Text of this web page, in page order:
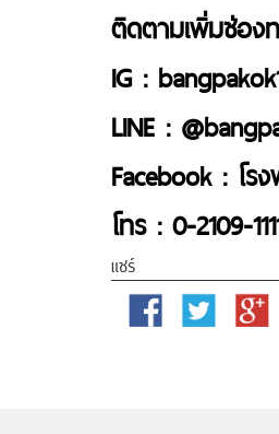
ติดตามเพิ่มช่อง
IG :
LINE :
Facebook : โร
โทร : 0-2109-
แชร์
Facebook Twitter
Google